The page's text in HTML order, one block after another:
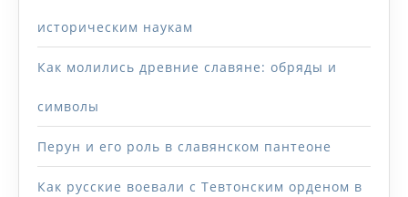
историческим наукам
Как молились древние славяне: обряды и
символы
Перун и его роль в славянском пантеоне
Как русские воевали с Тевтонским орденом в